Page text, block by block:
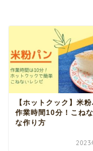
【ホットクック】米
作業時間10分！こね
な作り方
2023